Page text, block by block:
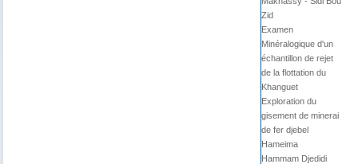
Zid
Examen
Minéralogique d'un
échantillon de rejet
de la flottation du
Khanguet
Exploration du
gisement de minerai
de fer djebel
Hameima
Hammam Djedidi